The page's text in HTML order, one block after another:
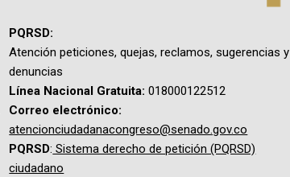
PQRSD:
Atención peticiones, quejas, reclamos, sugerencias y
denuncias
Línea Nacional Gratuita: 018000122512
Correo electrónico:
atencionciudadanacongreso@senado.gov.co
PQRSD: Sistema derecho de petición (PQRSD)
ciudadano